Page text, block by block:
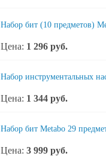
Набор бит (10 предметов)
Цена: 1 296 руб.
Набор инструментальных
Цена: 1 344 руб.
Набор бит Metabo 29
Цена: 3 999 руб.